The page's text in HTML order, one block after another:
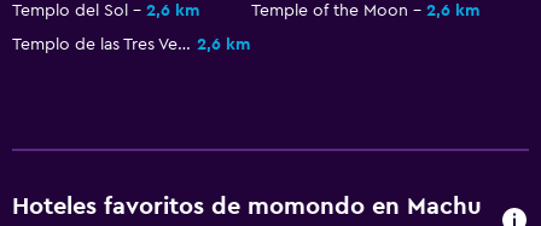
Templo del Sol
2,6 km Temple of the Moon
2,6 km
Templo de las Tres Ventanas 2,6 km
Hoteles favoritos de momondo en Machu